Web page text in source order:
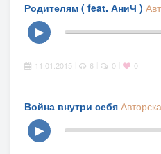
Родителям ( feat. АниЧ )
▶
11.01.2015 6 0 0
Война внутри себя
▶